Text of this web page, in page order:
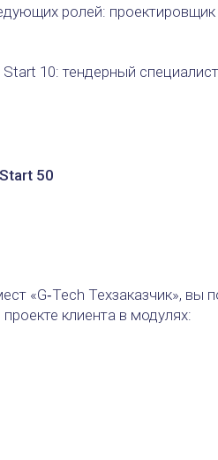
ролей: проектировщик
10: тендерный
50
«G‑Tech Техзаказчик», вы
клиента в модулях: